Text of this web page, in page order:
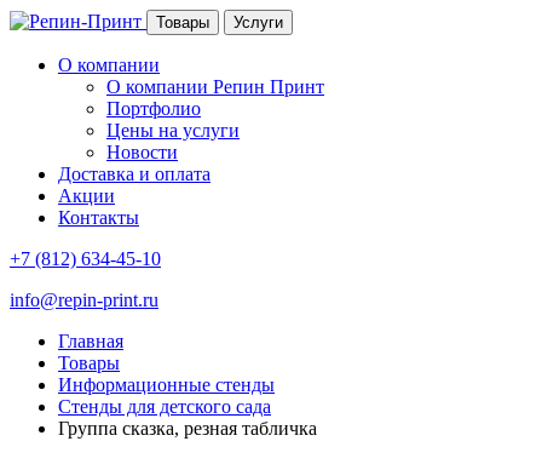
Товары Услуги
О компании
О компании Репин Принт
Портфолио
Цены на услуги
Новости
Доставка и оплата
Акции
Контакты
+7 (812) 634-45-10
info@repin-print.ru
Главная
Товары
Информационные стенды
Стенды для детского сада
Группа сказка, резная табличка